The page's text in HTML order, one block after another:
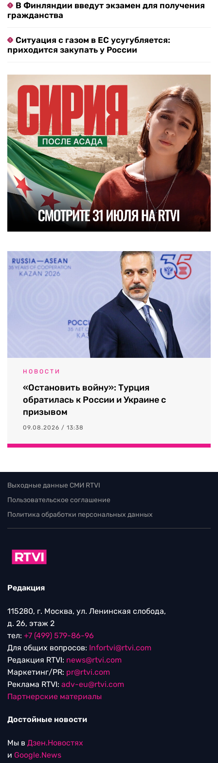
В Финляндии введут экзамен для получения
гражданства
Ситуация с газом в ЕС усугубляется:
приходится закупать у России
НОВОСТИ
«Остановить войну»: Турция
обратилась к России и Украине с
призывом
09.08.2026 / 13:38
Выходные данные СМИ RTVI
Пользовательское соглашение
Политика обработки персональных данных
Редакция
115280, г. Москва, ул. Ленинская слобода,
д. 26, этаж 2
тел: +7 (499) 579-86-96
Для общих вопросов: Infortvi@rtvi.com
Редакция RTVI: news@rtvi.com
Маркетинг/PR: pr@rtvi.com
Реклама RTVI: adv-eu@rtvi.com
Партнерские материалы
Достойные новости
Мы в Дзен.Новостях
и Google.News